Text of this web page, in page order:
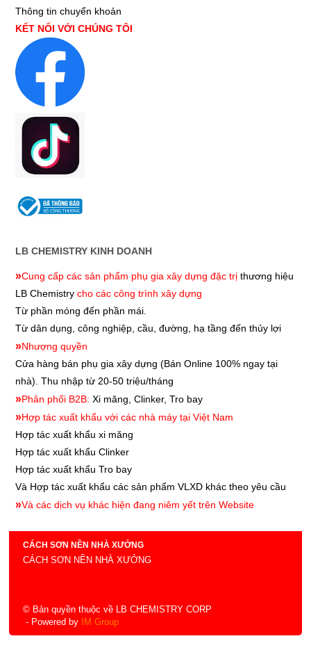
CÁCH SƠN NỀN NHÀ XƯỞNG
CÁCH SƠN NỀN NHÀ XƯỞNG
Thông tin chuyển khoản
KẾT NỐI VỚI CHÚNG TÔI
LB CHEMISTRY KINH DOANH
»Cung cấp các sản phẩm phụ gia xây dựng đặc trị thương hiệu
LB Chemistrycho các công trình xây dựng
Từ phần móng đến phần mái.
Từ dân dụng, công nghiệp, cầu, đường, hạ tầng đến thủy lợi
»Nhượng quyền
Cửa hàng bán phụ gia xây dựng (Bán Online 100% ngay tại
nhà). Thu nhập từ 20-50 triệu/tháng
»Phân phối B2B: Xi măng, Clinker, Tro bay
»Hợp tác xuất khẩu với các nhà máy tại Việt Nam
Hợp tác xuất khẩu xi măng
Hợp tác xuất khẩu Clinker
Hợp tác xuất khẩu Tro bay
Và Hợp tác xuất khẩu các sản phẩm VLXD khác theo yêu cầu
»Và các dịch vụ khác hiện đang niêm yết trên Website
© Bản quyền thuộc về LB CHEMISTRY CORP
- Powered by IM Group